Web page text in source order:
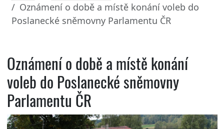
Oznámení o době a místě konání voleb do
Poslanecké sněmovny Parlamentu ČR
Oznámení o době a místě konání
voleb do Poslanecké sněmovny
Parlamentu ČR